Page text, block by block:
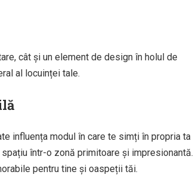
cât și un element de design în holul de
al locuinței tale.
influența modul în care te simți în propria ta
într-o zonă primitoare și impresionantă.
pentru tine și oaspeții tăi.